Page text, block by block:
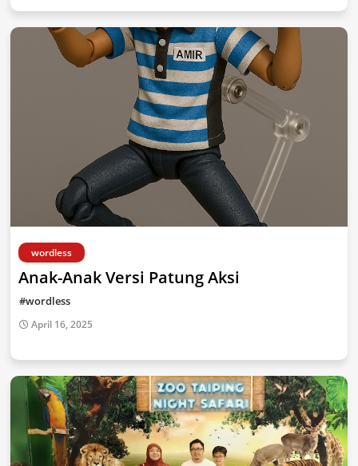
wordless
Anak-Anak Versi Patung Aksi
#wordless
April 16, 2025